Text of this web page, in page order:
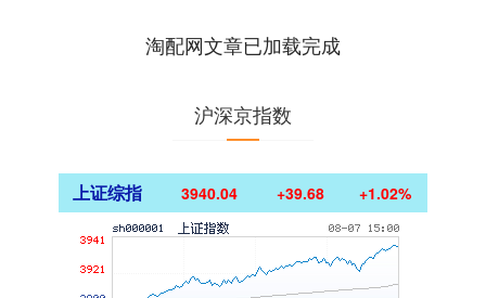
淘配网文章已加载完成
沪深京指数
上证综指 3940.04 +39.68 +1.02%